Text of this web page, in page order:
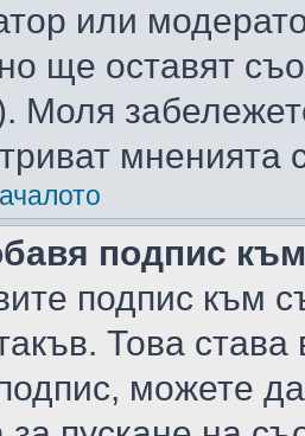
или
ще оставят
Моля
мненията
подпис
подпис към
Това
можете